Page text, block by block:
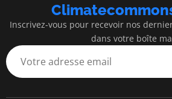
Inscrivez-vous pour recevoir nos
dans votre boîte